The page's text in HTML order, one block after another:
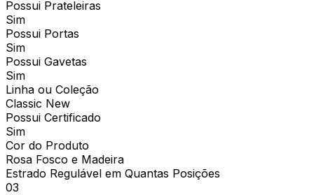
Possui Prateleiras
Sim
Possui Portas
Sim
Possui Gavetas
Sim
Linha ou Coleção
Classic New
Possui Certificado
Sim
Cor do Produto
Rosa Fosco e Madeira
Estrado Regulável em Quantas Posições
03